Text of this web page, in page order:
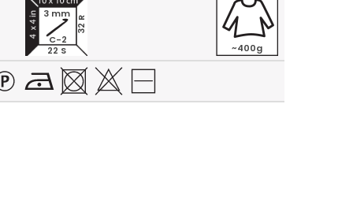
22 S
32 R
3 mm
C-2
~400g